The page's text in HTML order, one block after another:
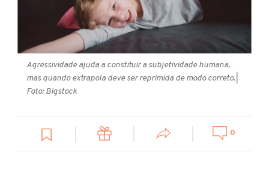
Agressividade ajuda a constituir a subjetividade humana,
mas quando extrapola deve ser reprimida de modo correto.|
Foto: Bigstock
0